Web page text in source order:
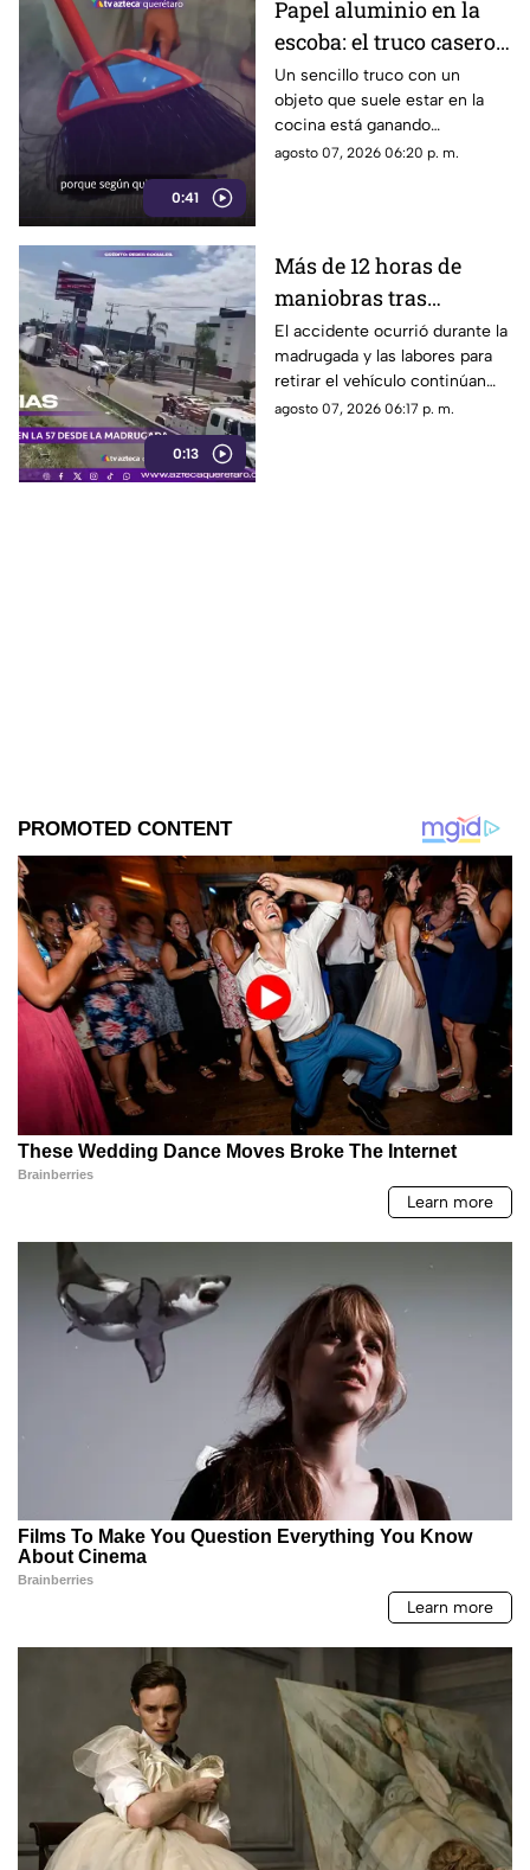
0:41
Papel aluminio en la
escoba: el truco casero
que se volvió viral
Un sencillo truco con un
objeto que suele estar en la
cocina está ganando
popularidad entre quienes
agosto 07, 2026 06:20 p. m.
0:13
Más de 12 horas de
maniobras tras
volcadura de unidad
pesada en la carretera
57
El accidente ocurrió durante la
madrugada y las labores para
retirar el vehículo continúan
desde hace más de 12 horas en
agosto 07, 2026 06:17 p. m.